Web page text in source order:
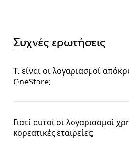
Συχνές ερωτήσεις
Τι είναι οι λογαριασμοί
OneStore;
Γιατί αυτοί οι λογαριασμοί
κορεατικές εταιρείες;